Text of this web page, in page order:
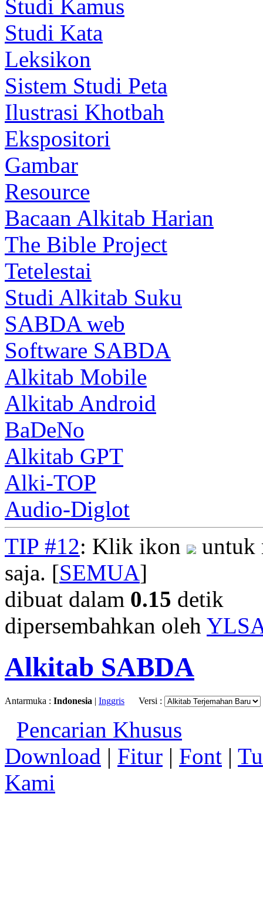
Studi Kamus
Studi Kata
Leksikon
Sistem Studi Peta
Ilustrasi Khotbah
Ekspositori
Gambar
Resource
Bacaan Alkitab Harian
The Bible Project
Tetelestai
Studi Alkitab Suku
SABDA web
Software SABDA
Alkitab Mobile
Alkitab Android
BaDeNo
Alkitab GPT
Alki-TOP
Audio-Diglot
TIP #12: Klik ikon
untuk
saja. [SEMUA]
dibuat dalam 0.15 detik
dipersembahkan oleh
Alkitab SABDA
Antarmuka : Indonesia | Inggris Versi :
Pencarian Khusus
Download | Fitur | Font |
Kami